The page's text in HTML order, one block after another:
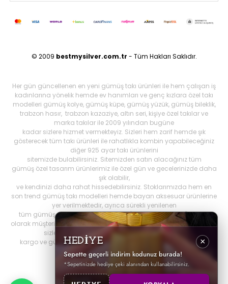
© 2009 bestmysilver.com.tr - Tüm Hakları Saklıdır.
Her gün güncellenen en yeni gümüş takı ürünleri ile hem çalışan iş
kadınlarına yönelik hemde ev hanımları ve genç kızlara özel takı
modelleri gümüş kolye, gümüş küpe, gümüş yüzük, gümüş bileklik,
trabzon hasır, trabzon kazaziye, altın seri, kişiye özel takılar ve
marka takılar ile 2009 yılından bugüne
kadar sizlere hizmet vermekteyiz. Sizleri hem zarif hemde şık
gösterecek tüm takı ürünleri ile rahatlıkla kombin yapabileceğiniz
diğer 925 ayar takı ürünlerini
sitemizde bulabilirsiniz. Sitemizden satın alacağınız tüm
gümüş özel tasarım ürünlerimiz ile özel gün ve gecelerinizde daha
şık olabilir,
ve kendinizi daha rahat hissedebilirsiniz. Stoklarımızda hem en
son trend gümüş takı modelleri hemde bayan aksesuar ürünlerine
yer verilmektedir, ayrıca sürekli yenilenen
tüm gümüş ürünlerini Best My Silrver'da bulabilirsiniz. Öncelikli
olarak müşteri memnuniyetini ön planda tutanbestmysilver.com.tr
sizlere daha iyi hizmet sunabilmek adına hızlı
kargo ve güvenilir alışverişi birinci öncelik olarak görmektedir.
HEDİYE
Sepette geçerli indirim kodunuz burada!
*Sepetinizde hediye çeki alanından kullanabilirsiniz.
×